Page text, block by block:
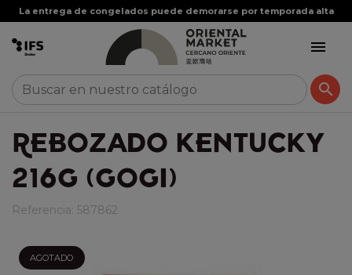
La entrega de congelados puede demorarse por temporada alta


REBOZADO KENTUCKY
216G (GOGI)
Referencia: 587862
AGOTADO